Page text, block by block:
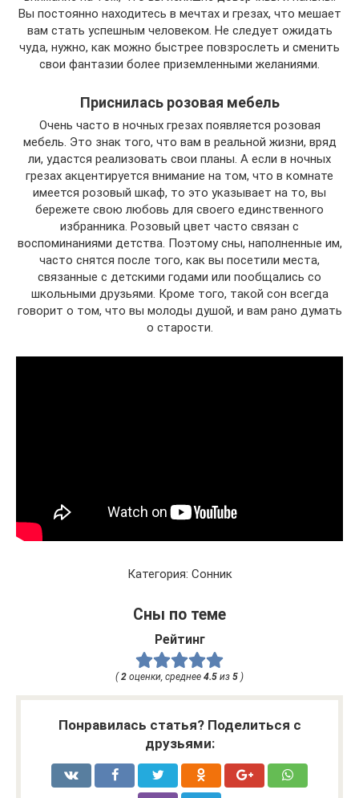
Вы постоянно находитесь в мечтах и грезах, что мешает
вам стать успешным человеком. Не следует ожидать
чуда, нужно, как можно быстрее повзрослеть и сменить
свои фантазии более приземленными желаниями.
Приснилась розовая мебель
Очень часто в ночных грезах появляется розовая
мебель. Это знак того, что вам в реальной жизни, вряд
ли, удастся реализовать свои планы. А если в ночных
грезах акцентируется внимание на том, что в комнате
имеется розовый шкаф, то это указывает на то, вы
бережете свою любовь для своего единственного
избранника. Розовый цвет часто связан с
воспоминаниями детства. Поэтому сны, наполненные им,
часто снятся после того, как вы посетили места,
связанные с детскими годами или пообщались со
школьными друзьями. Кроме того, такой сон всегда
говорит о том, что вы молоды душой, и вам рано думать
о старости.
Категория: Сонник
Сны по теме
Рейтинг
( 2 оценки, среднее 4.5 из 5 )
Понравилась статья? Поделиться с
друзьями: